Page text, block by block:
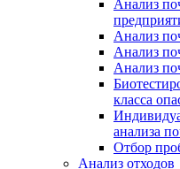
Анализ
Анализ
Анализ
Анализ
класса
анализа
Отбор
Анализ отходов